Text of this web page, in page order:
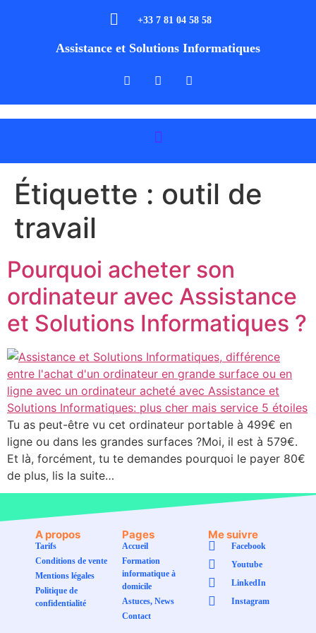
+33 7 81 04 58 58
Assistance et Solutions Informatiques
Étiquette : outil de
travail
Pourquoi acheter son
ordinateur avec Assistance
et Solutions Informatiques ?
Tu as peut-être vu cet ordinateur portable à 499€ en
ligne ou dans les grandes surfaces ?Moi, il est à 579€.
Et là, forcément, tu te demandes pourquoi le payer 80€
de plus, lis la suite…
A propos
Tarifs
Conditions de vente
Mentions légales
Politique de
confidentialité
Pages
Accueil
Formation
informatique à
domicile
Astuces, News
Contact
Me suivre
Facebook
Youtube
LinkedIn
Instagram